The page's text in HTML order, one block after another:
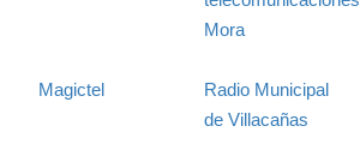
Mora
Magictel
Radio Municipal
de Villacañas